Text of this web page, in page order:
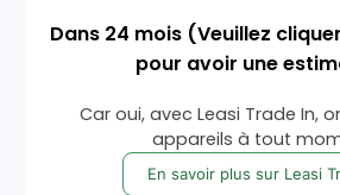
Dans 24 mois (Veuillez
pour avoir une
Car oui, avec Leasi Trade In,
appareils à tout
En savoir plus sur Leasi